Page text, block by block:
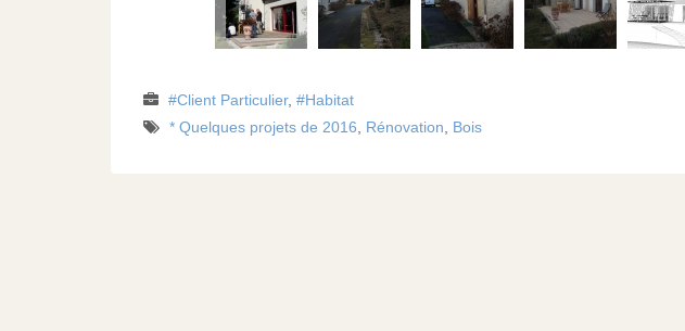
Client Particulier,
Habitat
* Quelques projets de 2016
Rénovation Bois